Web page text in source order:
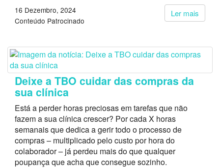
Ler mais
16 Dezembro, 2024
Conteúdo Patrocinado
Deixe a TBO cuidar das compras da
sua clínica
Está a perder horas preciosas em tarefas que não
fazem a sua clínica crescer? Por cada X horas
semanais que dedica a gerir todo o processo de
compras – multiplicado pelo custo por hora do
colaborador – já perdeu mais do que qualquer
poupança que acha que consegue sozinho.